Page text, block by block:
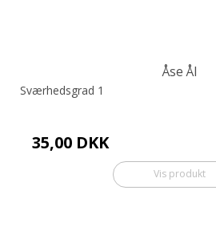
Åse Ål
Sværhedsgrad 1
35,00 DKK
Vis produkt